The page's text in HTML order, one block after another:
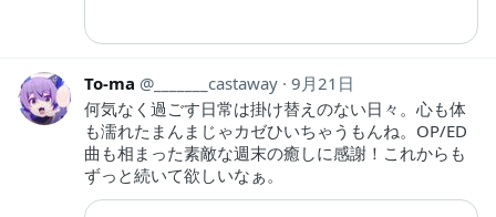
To-ma _______castaway 9月21日
何気なく過ごす日常は掛け替えのない日々。心も体
も濡れたまんまじゃカゼひいちゃうもんね。OP/ED
曲も相まった素敵な週末の癒しに感謝！これからも
ずっと続いて欲しいなぁ。